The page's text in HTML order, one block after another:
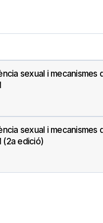
sexual i mecanismes
sexual i mecanismes
(2a edició)